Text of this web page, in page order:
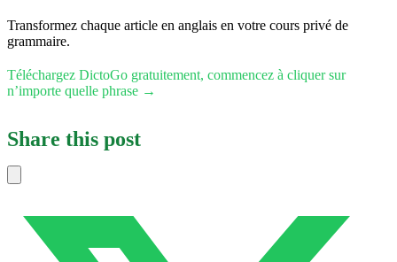
Transformez chaque article en anglais en votre cours privé de
grammaire.
Téléchargez DictoGo gratuitement, commencez à cliquer sur
n’importe quelle phrase →
Share this post